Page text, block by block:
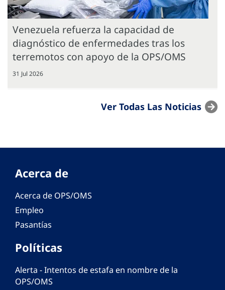
Venezuela refuerza la capacidad de
diagnóstico de enfermedades tras los
terremotos con apoyo de la OPS/OMS
31 Jul 2026
Ver Todas Las Noticias
Acerca de
Acerca de OPS/OMS
Empleo
Pasantías
Políticas
Alerta - Intentos de estafa en nombre de la
OPS/OMS